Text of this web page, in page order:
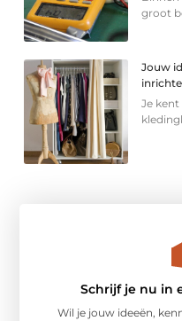
groot
Jouw
Je
Schrijf je nu in
Wil je jouw ideeën,